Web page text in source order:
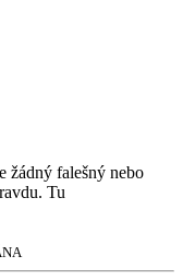
žádný falešný nebo
Tu